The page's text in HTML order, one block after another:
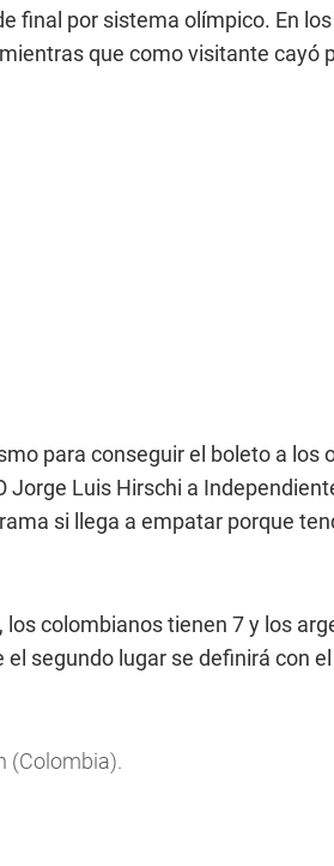
final por sistema olímpico. En
que como visitante cayó
para conseguir el boleto a los
Jorge Luis Hirschi a
si llega a empatar porque
colombianos tienen 7 y los
segundo lugar se definirá con
(Colombia).